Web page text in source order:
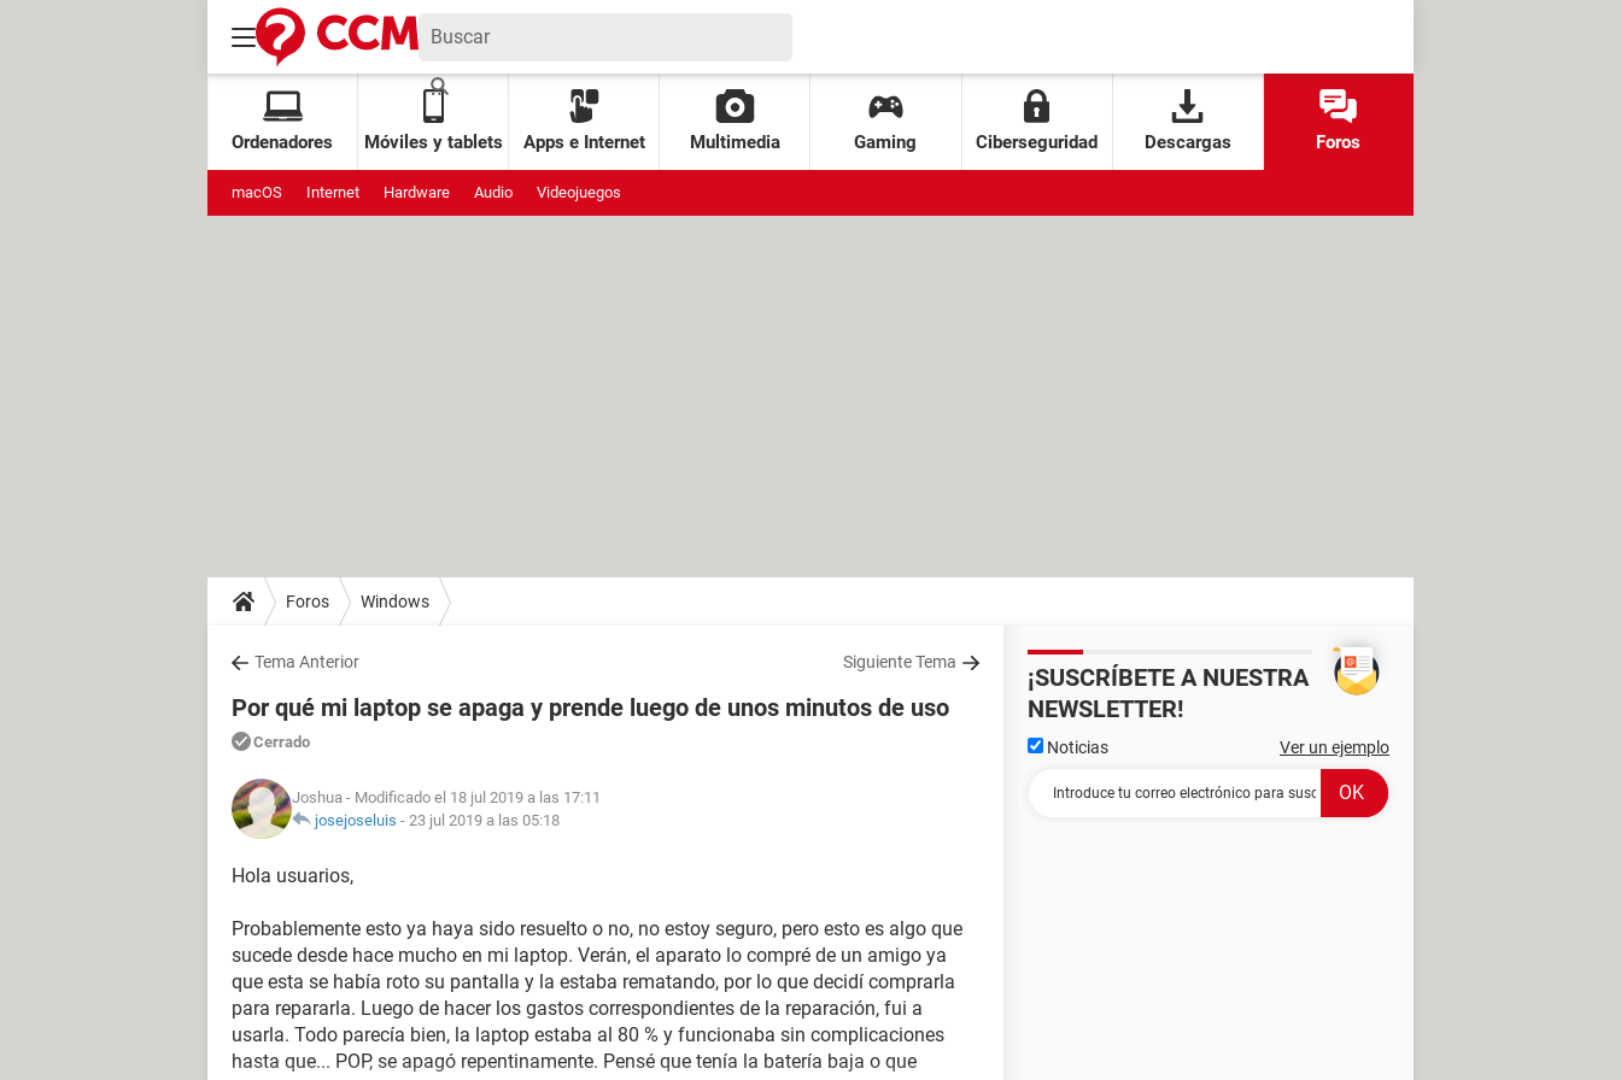
Ordenadores Móviles y tablets Apps e Internet Multimedia Gaming Ciberseguridad Descargas Foros
macOS Internet Hardware Audio Videojuegos
Foros Windows
Tema Anterior Siguiente Tema
Por qué mi laptop se apaga y prende luego de unos minutos de uso
Cerrado
Joshua - Modificado el 18 jul 2019 a las 17:11
josejoseluis - 23 jul 2019 a las 05:18
Hola usuarios,
Probablemente esto ya haya sido resuelto o no, no estoy seguro, pero esto es algo que
sucede desde hace mucho en mi laptop. Verán, el aparato lo compré de un amigo ya
que esta se había roto su pantalla y la estaba rematando, por lo que decidí comprarla
para repararla. Luego de hacer los gastos correspondientes de la reparación, fui a
usarla. Todo parecía bien, la laptop estaba al 80 % y funcionaba sin complicaciones
hasta que... POP, se apagó repentinamente. Pensé que tenía la batería baja o que
¡SUSCRÍBETE A NUESTRA
NEWSLETTER!
Noticias Ver un ejemplo